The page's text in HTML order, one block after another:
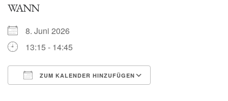
WANN
8. Juni 2026
13:15 - 14:45
ZUM KALENDER HINZUFÜGEN